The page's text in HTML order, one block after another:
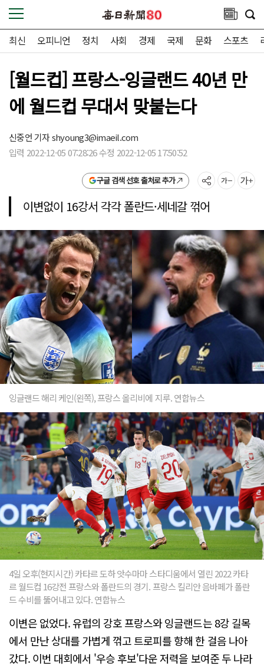
최신 오피니언 정치 사회 경제 국제 문화 스포츠
[월드컵] 프랑스-잉글랜드 40년 만
에 월드컵 무대서 맞붙는다
신중언 기자shyoung3@imaeil.com
입력 2022-12-05 07:28:26 수정 2022-12-05 17:50:52
구글 검색 선호 출처로 추가
이변없이 16강서 각각 폴란드·세네갈 꺾어
잉글랜드 해리 케인(왼쪽), 프랑스 올리비에 지루. 연합뉴스
4일 오후(현지시간) 카타르 도하 앗수마마 스타디움에서 열린 2022 카타
르 월드컵 16강전 프랑스와 폴란드의 경기. 프랑스 킬리안 음바페가 폴란
드 수비를 뚫어내고 있다. 연합뉴스
이변은 없었다. 유럽의 강호 프랑스와 잉글랜드는 8강 길목
에서 만난 상대를 가볍게 꺾고 트로피를 향해 한 걸음 나아
갔다. 이번 대회에서 '우승 후보'다운 저력을 보여준 두 나라